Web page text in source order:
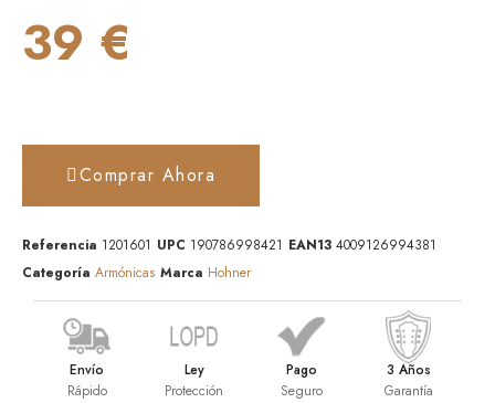
39 €
Comprar Ahora
Referencia 1201601 UPC 190786998421 EAN13 4009126994381
Categoría Armónicas Marca Hohner
Envío
Rápido
Ley
Protección
Pago
Seguro
3 Años
Garantía